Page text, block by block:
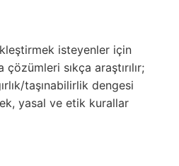
isteyenler için
sıkça araştırılır;
taşınabilirlik dengesi
yasal ve etik kurallar